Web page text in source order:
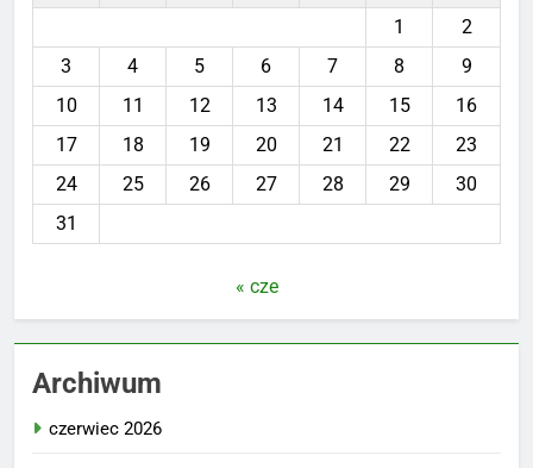
1
2
3
4 5 6 7 8
9
10
11 12 13 14 15
16
17
18 19 20 21 22
23
24
25 26 27 28 29
30
31
« cze
Archiwum
czerwiec 2026